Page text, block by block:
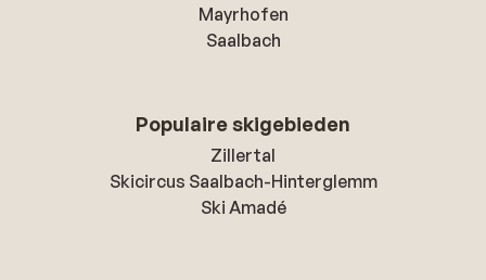
Mayrhofen
Saalbach
Populaire skigebieden
Zillertal
Skicircus Saalbach-Hinterglemm
Ski Amadé